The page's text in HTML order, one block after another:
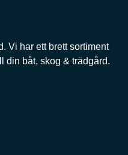
Vi har ett brett sortiment
din båt, skog & trädgård.